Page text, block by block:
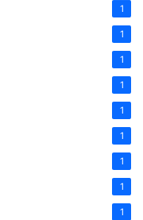
1
1
1
1
1
1
1
1
1